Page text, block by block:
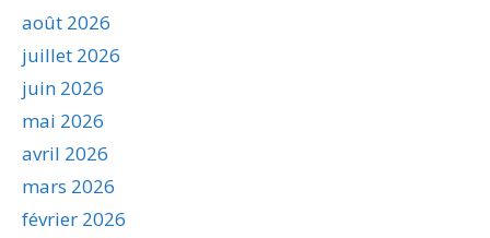
août 2026
juillet 2026
juin 2026
mai 2026
avril 2026
mars 2026
février 2026